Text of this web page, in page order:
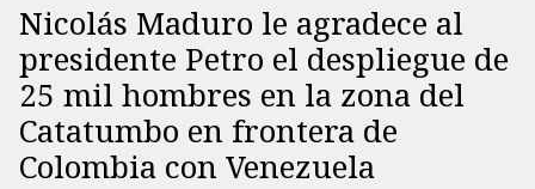
Nicolás Maduro le agradece al
presidente Petro el despliegue de
25 mil hombres en la zona del
Catatumbo en frontera de
Colombia con Venezuela